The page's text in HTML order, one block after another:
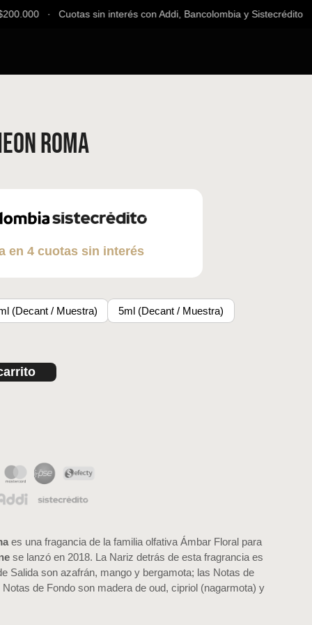
∙ Cuotas sin interés con Addi, Bancolombia y
Roma
en 4 cuotas sin interés
(Decant / Muestra) 5ml (Decant / Muestra)
es una fragancia de la familia olfativa Ámbar Floral para
se lanzó en 2018. La Nariz detrás de esta fragrancia es
Salida son azafrán, mango y bergamota; las Notas de
de Fondo son madera de oud, cipriol (nagarmota) y